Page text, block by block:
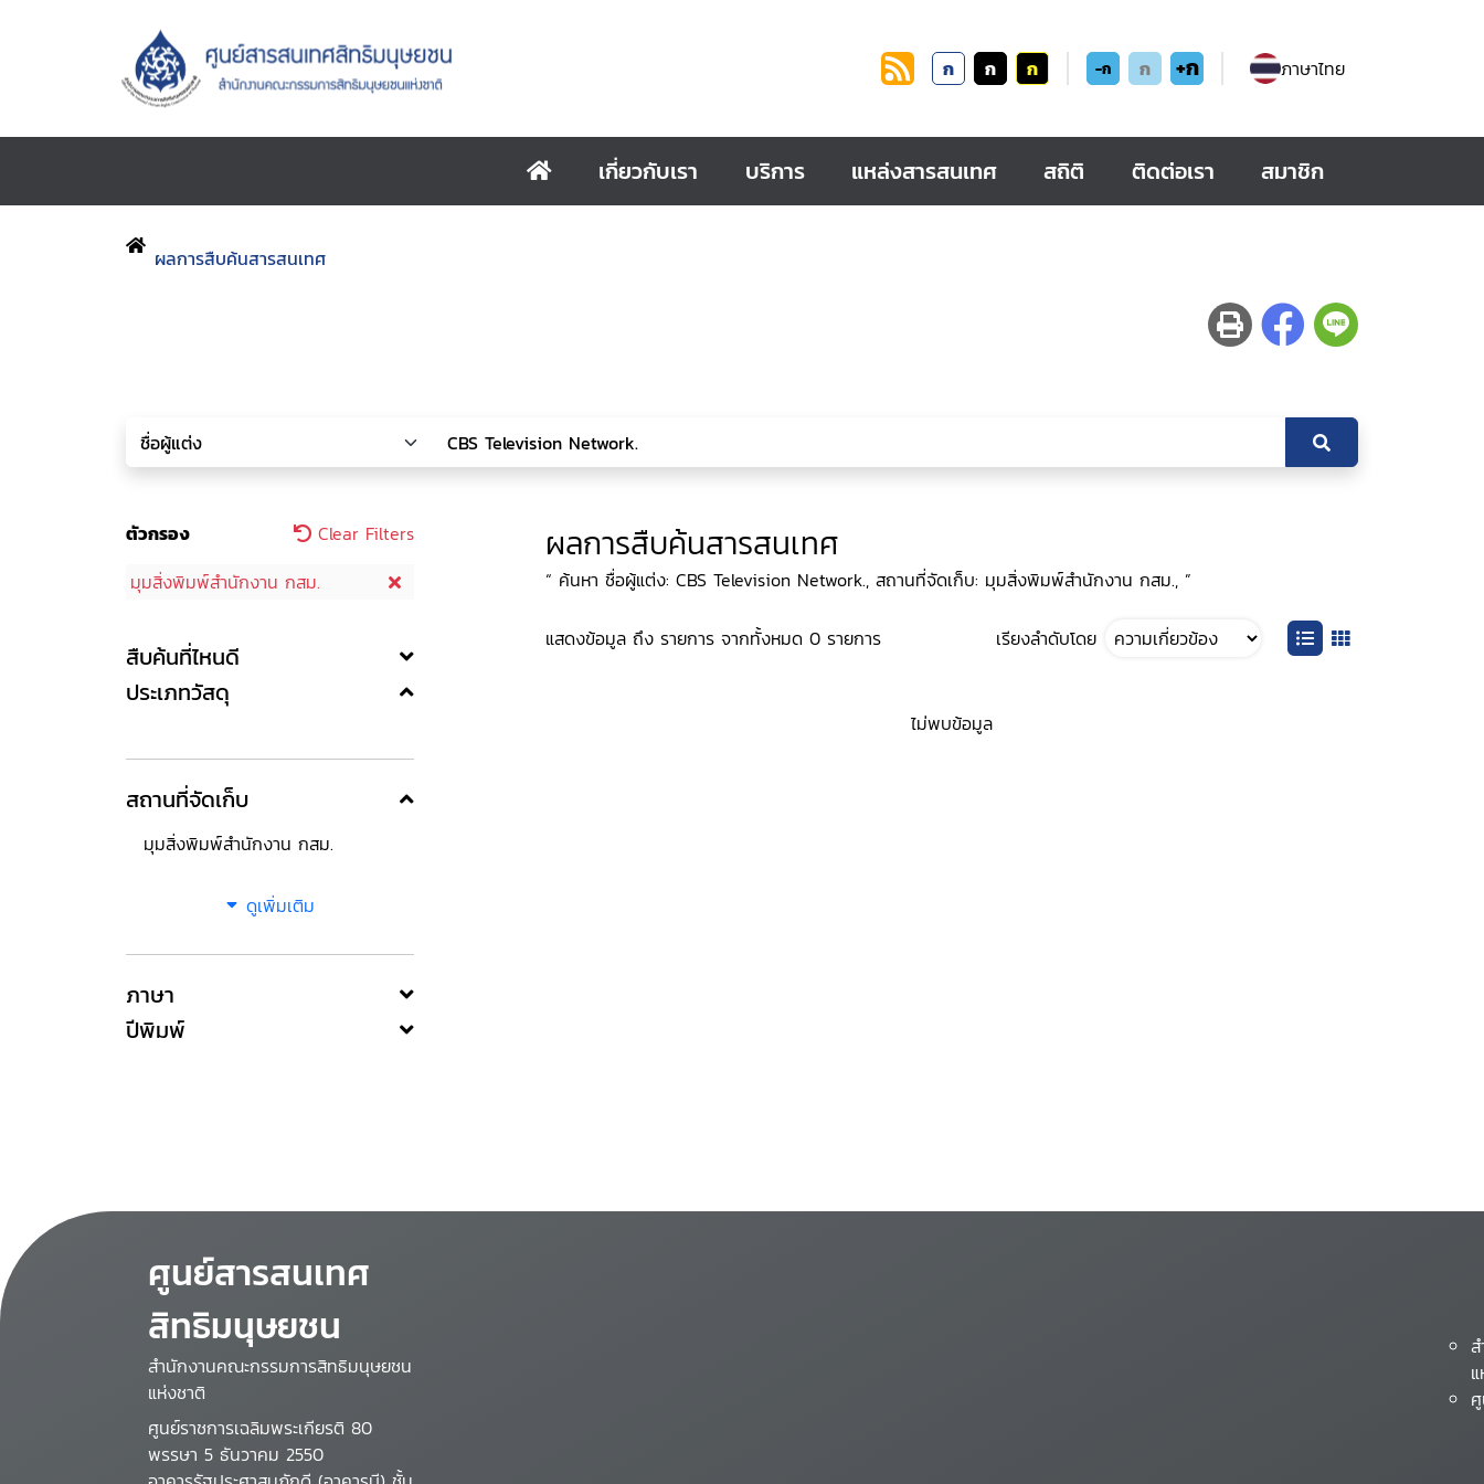
ก ก ก -ก ก +ก ภาษาไทย
เกี่ยวกับเรา บริการ แหล่งสารสนเทศ สถิติ ติดต่อเรา สมาชิก
ผลการสืบค้นสารสนเทศ
ตัวกรอง
Clear Filters
มุมสิ่งพิมพ์สำนักงาน กสม.
สืบค้นที่ไหนดี
ประเภทวัสดุ
สถานที่จัดเก็บ
มุมสิ่งพิมพ์สำนักงาน กสม.
ดูเพิ่มเติม
ภาษา
ปีพิมพ์
ผลการสืบค้นสารสนเทศ
“ ค้นหา ชื่อผู้แต่ง: CBS Television Network., สถานที่จัดเก็บ: มุมสิ่งพิมพ์สำนักงาน กสม., ”
แสดงข้อมูล ถึง รายการ จากทั้งหมด 0 รายการ เรียงลำดับโดย
ไม่พบข้อมูล
ศูนย์สารสนเทศ
สิทธิมนุษยชน
สำนักงานคณะกรรมการสิทธิมนุษยชน
แห่งชาติ
ศูนย์ราชการเฉลิมพระเกียรติ 80
พรรษา 5 ธันวาคม 2550